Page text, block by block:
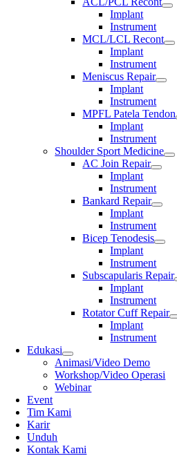
Implant
Instrument
MCL/LCL Recont
Implant
Instrument
Meniscus Repair
Implant
Instrument
MPFL Patela Tendon
Implant
Instrument
Shoulder Sport Medicine
AC Join Repair
Implant
Instrument
Bankard Repair
Implant
Instrument
Bicep Tenodesis
Implant
Instrument
Subscapularis Repair
Implant
Instrument
Rotator Cuff Repair
Implant
Instrument
Edukasi
Animasi/Video Demo
Workshop/Video Operasi
Webinar
Event
Tim Kami
Karir
Unduh
Kontak Kami